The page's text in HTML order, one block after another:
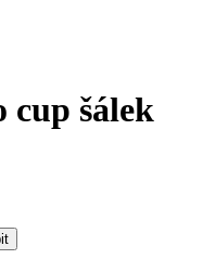
cup šálek